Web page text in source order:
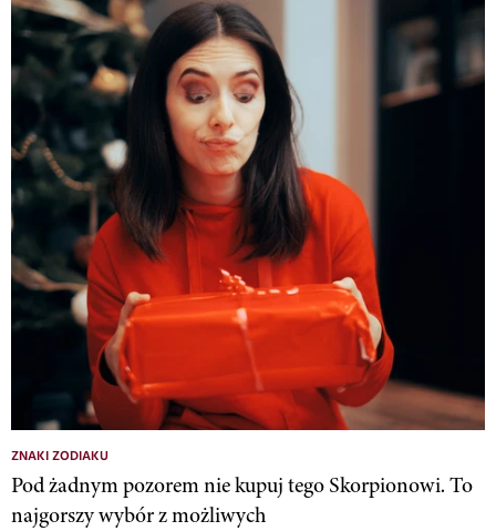
ZNAKI ZODIAKU
Pod żadnym pozorem nie kupuj tego Skorpionowi. To
najgorszy wybór z możliwych